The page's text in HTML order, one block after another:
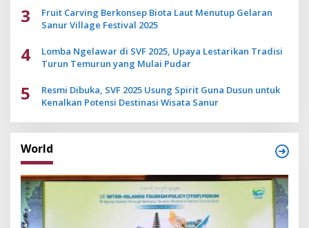
3
Fruit Carving Berkonsep Biota Laut Menutup Gelaran
Sanur Village Festival 2025
4
Lomba Ngelawar di SVF 2025, Upaya Lestarikan Tradisi
Turun Temurun yang Mulai Pudar
5
Resmi Dibuka, SVF 2025 Usung Spirit Guna Dusun untuk
Kenalkan Potensi Destinasi Wisata Sanur
World